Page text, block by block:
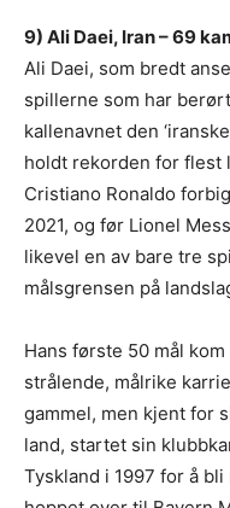
9) Ali Daei, Iran – 69
Ali Daei, som bredt
spillerne som har
kallenavnet den
holdt rekorden for flest
Cristiano Ronaldo
2021, og før Lionel
likevel en av bare tre
målsgrensen på
Hans første 50 mål
strålende, målrike
gammel, men kjent for
land, startet sin
Tyskland i 1997 for å